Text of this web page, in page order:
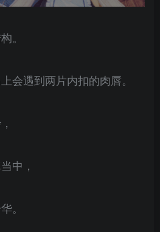
。
会遇到两片内扣的肉唇。
中，
。